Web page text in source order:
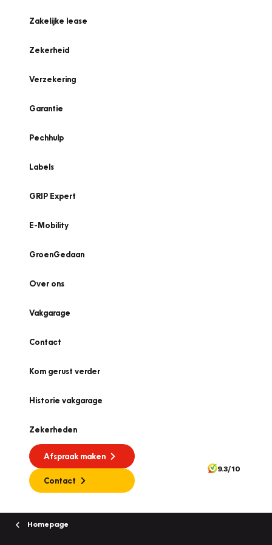
Zakelijke lease
Zekerheid
Verzekering
Garantie
Pechhulp
Labels
GRIP Expert
E-Mobility
GroenGedaan
Over ons
Vakgarage
Contact
Kom gerust verder
Historie vakgarage
Zekerheden
Afspraak maken
Contact
9.3/10
Homepage